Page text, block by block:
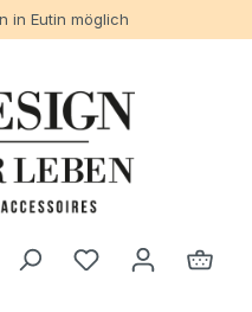
in Eutin möglich